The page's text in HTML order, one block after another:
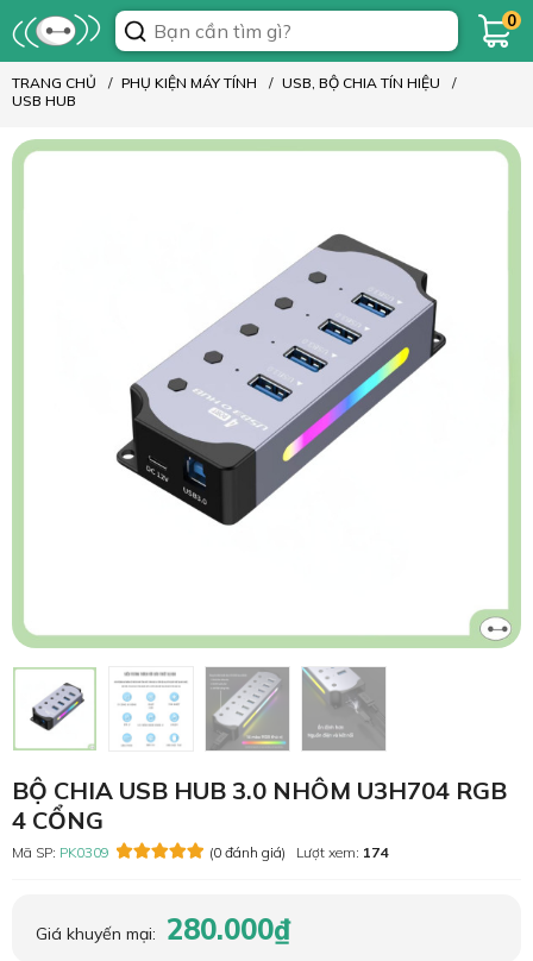
0
TRANG CHỦ PHỤ KIỆN MÁY TÍNH
USB, BỘ CHIA TÍN HIỆU
USB HUB
BỘ CHIA USB HUB 3.0 NHÔM U3H704 RGB
4 CỔNG
Mã SP: PK0309 (0 đánh giá) Lượt xem: 174
Giá khuyến mại: 280.000₫